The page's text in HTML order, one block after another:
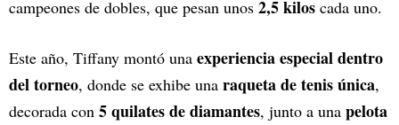
campeones de dobles, que pesan unos 2,5 kilos cada uno.
Este año, Tiffany montó una experiencia especial dentro
del torneo, donde se exhibe una raqueta de tenis única,
decorada con 5 quilates de diamantes, junto a una pelota